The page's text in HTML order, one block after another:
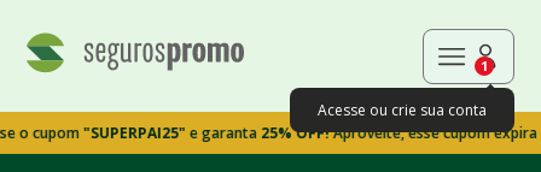
1
Acesse ou crie sua conta
"SUPERPAI25"e garanta25% OFF!Aproveite, esse cupom expira em